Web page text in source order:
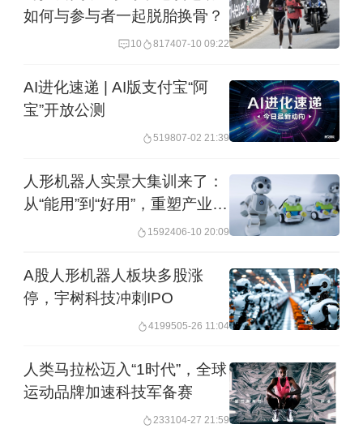
则采用绳驱动，让多个电机按功率需求
动态分配给多个关节，节能且能降低峰
值功率。
“我们目前可以实现 6 小时的动态续航，
数最少的队伍。”李清都透露，目前，天
行者二号正在进行量产准备。
灵宝CASBOT相关负责人告诉第一财经
记者，本次比赛几乎所有赛队都是凌晨
三点左右前往现场准备的。灵宝
CASBOT联合创始人兼运动智能研发中
心负责人杨国栋告诉第一财经记者，参
加本次比赛的CASBOT SE的运动能力
如何与参与者一起脱胎换骨？
10 817407-10 09:22
AI进化速递 | AI版支付宝“阿
宝”开放公测
519807-02 21:39
人形机器人实景大集训来了：
从“能用”到“好用”，重塑产业生
1592406-10 20:09
A股人形机器人板块多股涨
停，宇树科技冲刺IPO
4199505-26 11:04
人类马拉松迈入“1时代”，全球
运动品牌加速科技军备赛
233104-27 21:59